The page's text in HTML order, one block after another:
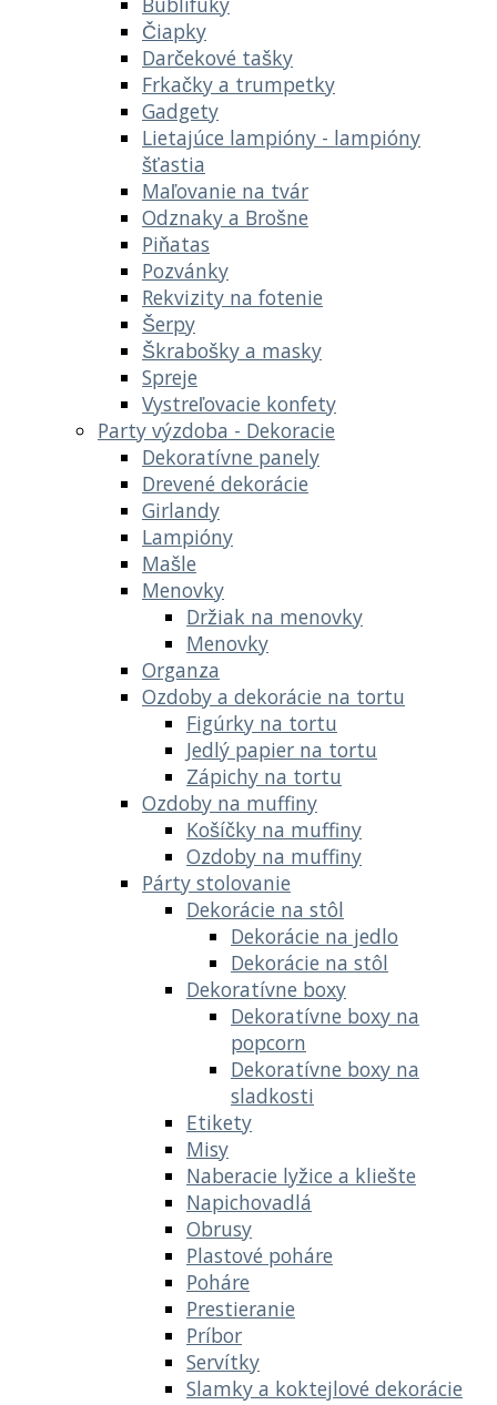
Čiapky
Darčekové tašky
Frkačky a trumpetky
Gadgety
Lietajúce lampióny - lampióny
šťastia
Maľovanie na tvár
Odznaky a Brošne
Piňatas
Pozvánky
Rekvizity na fotenie
Šerpy
Škrabošky a masky
Spreje
Vystreľovacie konfety
Party výzdoba - Dekoracie
Dekoratívne panely
Drevené dekorácie
Girlandy
Lampióny
Mašle
Menovky
Držiak na menovky
Menovky
Organza
Ozdoby a dekorácie na tortu
Figúrky na tortu
Jedlý papier na tortu
Zápichy na tortu
Ozdoby na muffiny
Košíčky na muffiny
Ozdoby na muffiny
Párty stolovanie
Dekorácie na stôl
Dekorácie na jedlo
Dekorácie na stôl
Dekoratívne boxy
Dekoratívne boxy na
popcorn
Dekoratívne boxy na
sladkosti
Etikety
Misy
Naberacie lyžice a kliešte
Napichovadlá
Obrusy
Plastové poháre
Poháre
Prestieranie
Príbor
Servítky
Slamky a koktejlové dekorácie